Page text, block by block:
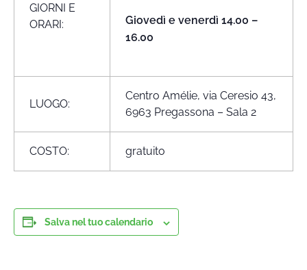
GIORNI E
ORARI:
Giovedì e venerdì 14.00 –
16.00
LUOGO:
Centro Amélie, via Ceresio 43,
6963 Pregassona – Sala 2
COSTO: gratuito
Salva nel tuo calendario